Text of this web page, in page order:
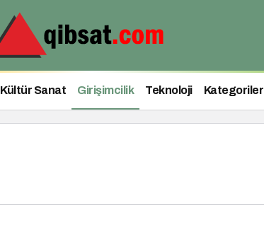
Kültür Sanat Girişimcilik Teknoloji Kategoriler